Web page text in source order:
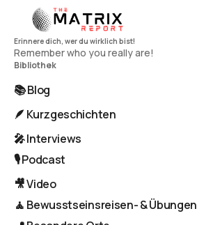
Remember who you really are!
Bibliothek
📚 Blog
🪶 Kurzgeschichten
🎤 Interviews
🎙️ Podcast
🎥 Video
🧘 Bewusstseinsreisen- & Übungen